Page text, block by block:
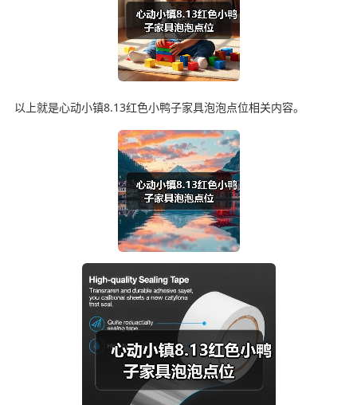
以上就是心动小镇8.13红色小鸭子家具泡泡点位相关内容。